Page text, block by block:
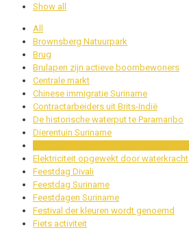
Show all
All
Brownsberg Natuurpark
Brug
Brulapen zijn actieve boombewoners
Centrale markt
Chinese immigratie Suriname
Contractarbeiders uit Brits-Indië
De historische waterput te Paramaribo
Dierentuin Suriname
Elektriciteit opgewekt door waterkracht
Feestdag Divali
Feestdag Suriname
Feestdagen Suriname
Festival der kleuren wordt genoemd
Fiets activiteit